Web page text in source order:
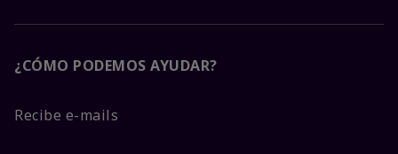
¿CÓMO PODEMOS AYUDAR?
Recibe e-mails